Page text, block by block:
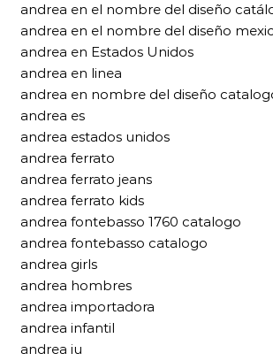
andrea en el nombre del diseño
andrea en el nombre del diseño
andrea en Estados Unidos
andrea en linea
andrea en nombre del diseño
andrea es
andrea estados unidos
andrea ferrato
andrea ferrato jeans
andrea ferrato kids
andrea fontebasso 1760 catalogo
andrea fontebasso catalogo
andrea girls
andrea hombres
andrea importadora
andrea infantil
andrea iu